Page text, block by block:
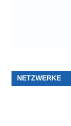
NETZWERKE